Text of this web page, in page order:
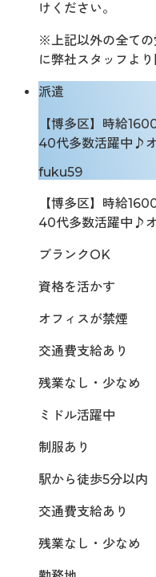
けください。
※上記以外の全ての
に弊社スタッフより
派遣
【博多区】時給
40代多数活躍中♪
fuku59
【博多区】時給
40代多数活躍中♪
ブランクOK
資格を活かす
オフィスが禁煙
交通費支給あり
残業なし・少なめ
ミドル活躍中
制服あり
駅から徒歩5分以内
交通費支給あり
残業なし・少なめ